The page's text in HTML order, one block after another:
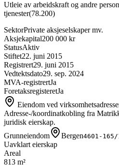
Utleie av arbeidskraft og andre
tjenester(78.200)
SektorPrivate aksjeselskaper mv.
Aksjekapital200 000 kr
StatusAktiv
Stiftet22. juni 2015
Registrert29. juni 2015
Vedtektsdato29. sep. 2024
MVA-registrertJa
ForetaksregisteretJa
Eiendom ved
Adresse-/koordinatkobling fra
juridisk eierskap.
Grunneiendom
Bergen4601-
Uavklart eierskap
Areal
813 m²